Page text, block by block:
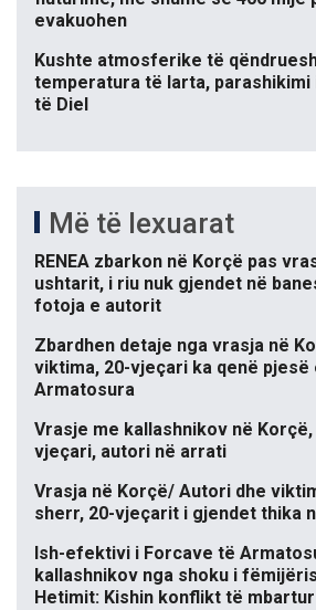
evakuohen
Kushte atmosferike të
temperatura të larta,
të Diel
Më të lexuarat
RENEA zbarkon në Korçë pas
ushtarit, i riu nuk gjendet në
fotoja e autorit
Zbardhen detaje nga vrasja në
viktima, 20-vjeçari ka qenë pjesë
Armatosura
Vrasje me kallashnikov në
vjeçari, autori në arrati
Vrasja në Korçë/ Autori dhe
sherr, 20-vjeçarit i gjendet thika
Ish-efektivi i Forcave të
kallashnikov nga shoku i
Hetimit: Kishin konflikt të